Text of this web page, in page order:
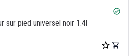
check_circle
sur pied universel noir 1.4l